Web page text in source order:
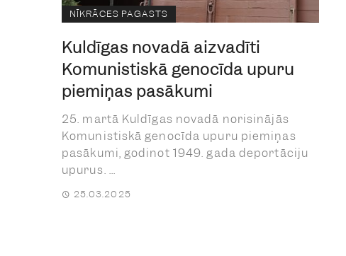
NĪKRĀCES PAGASTS
Kuldīgas novadā aizvadīti
Komunistiskā genocīda upuru
piemiņas pasākumi
25. martā Kuldīgas novadā norisinājās
Komunistiskā genocīda upuru piemiņas
pasākumi, godinot 1949. gada deportāciju
upurus. ...
25.03.2025